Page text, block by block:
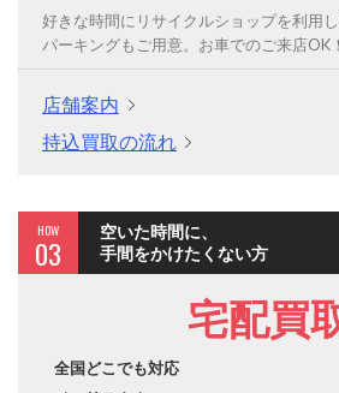
好きな時間にリサイクルショップを利用し
パーキングもご用意。お車でのご来店OK！
店舗案内
持込買取の流れ
HOW
03
空いた時間に、
手間をかけたくない方
宅配買
全国どこでも対応